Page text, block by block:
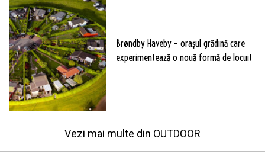
Brøndby Haveby – orașul grădină care
experimentează o nouă formă de locuit
Vezi mai multe din OUTDOOR